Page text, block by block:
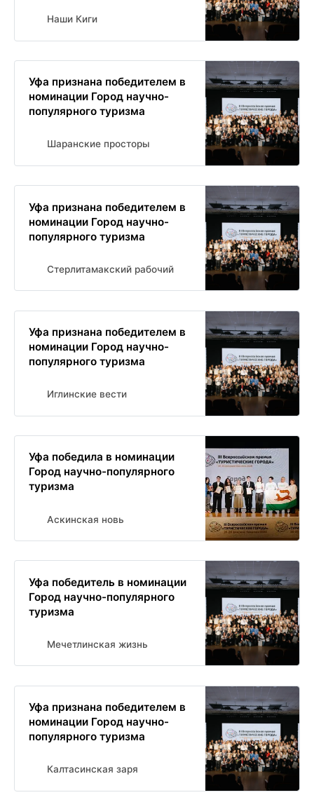
Наши Киги
Уфа признана победителем в
номинации Город научно-
популярного туризма
Шаранские просторы
Уфа признана победителем в
номинации Город научно-
популярного туризма
Стерлитамакский рабочий
Уфа признана победителем в
номинации Город научно-
популярного туризма
Иглинские вести
Уфа победила в номинации
Город научно-популярного
туризма
Аскинская новь
Уфа победитель в номинации
Город научно-популярного
туризма
Мечетлинская жизнь
Уфа признана победителем в
номинации Город научно-
популярного туризма
Калтасинская заря